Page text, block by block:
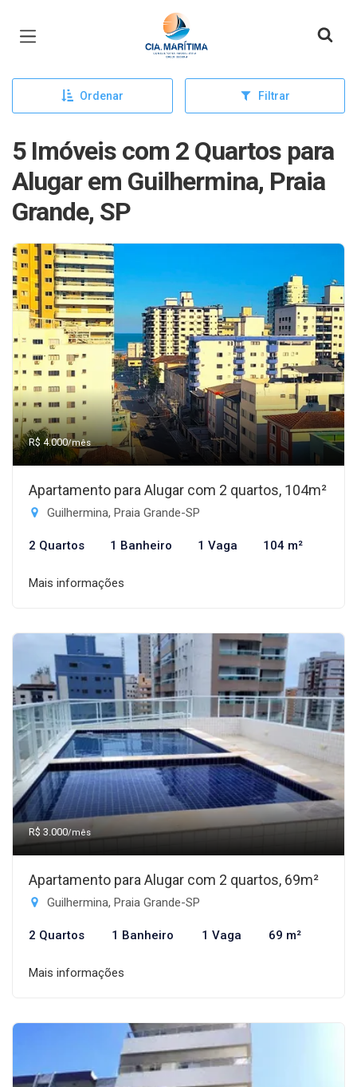
Página inicial
Ordenar Filtrar
5 Imóveis com 2 Quartos para
Alugar em Guilhermina, Praia
Grande, SP
R$ 4.000/mês
Apartamento para Alugar com 2 quartos, 104m²
Guilhermina, Praia Grande-SP
2 Quartos 1 Banheiro 1 Vaga 104 m²
Mais informações
R$ 3.000/mês
Apartamento para Alugar com 2 quartos, 69m²
Guilhermina, Praia Grande-SP
2 Quartos 1 Banheiro 1 Vaga 69 m²
Mais informações